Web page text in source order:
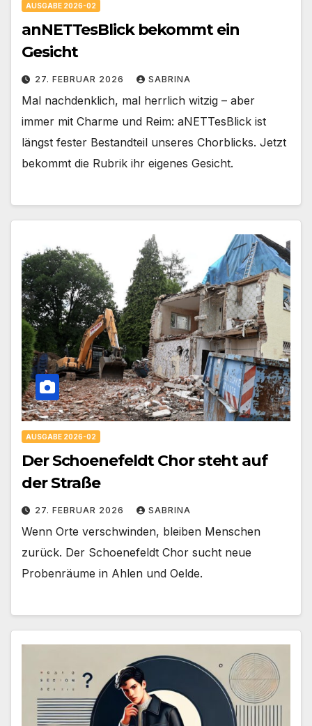
AUSGABE 2026-02
anNETTesBlick bekommt ein
Gesicht
27. FEBRUAR 2026 SABRINA
Mal nachdenklich, mal herrlich witzig – aber
immer mit Charme und Reim: aNETTesBlick ist
längst fester Bestandteil unseres Chorblicks. Jetzt
bekommt die Rubrik ihr eigenes Gesicht.
AUSGABE 2026-02
Der Schoenefeldt Chor steht auf
der Straße
27. FEBRUAR 2026 SABRINA
Wenn Orte verschwinden, bleiben Menschen
zurück. Der Schoenefeldt Chor sucht neue
Probenräume in Ahlen und Oelde.